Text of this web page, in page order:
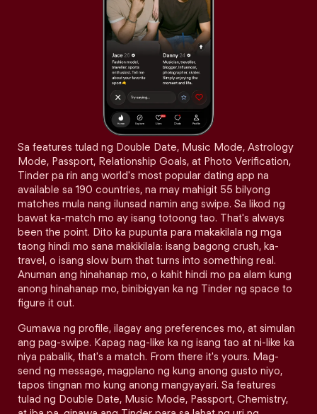
Sa features tulad ng Double Date, Music Mode, Astrology
Mode, Passport, Relationship Goals, at Photo Verification,
Tinder pa rin ang world's most popular dating app na
available sa 190 countries, na may mahigit 55 bilyong
matches mula nang ilunsad namin ang swipe. Sa likod ng
bawat ka-match mo ay isang totoong tao. That's always
been the point. Dito ka pupunta para makakilala ng mga
taong hindi mo sana makikilala: isang bagong crush, ka-
travel, o isang slow burn that turns into something real.
Anuman ang hinahanap mo, o kahit hindi mo pa alam kung
anong hinahanap mo, binibigyan ka ng Tinder ng space to
figure it out.
Gumawa ng profile, ilagay ang preferences mo, at simulan
ang pag-swipe. Kapag nag-like ka ng isang tao at ni-like ka
niya pabalik, that's a match. From there it's yours. Mag-
send ng message, magplano ng kung anong gusto niyo,
tapos tingnan mo kung anong mangyayari. Sa features
tulad ng Double Date, Music Mode, Passport, Chemistry,